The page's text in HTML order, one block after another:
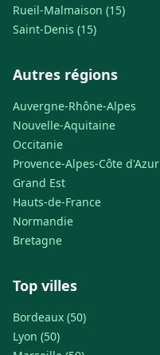
Rueil-Malmaison (15)
Saint-Denis (15)
Autres régions
Auvergne-Rhône-Alpes
Nouvelle-Aquitaine
Occitanie
Provence-Alpes-Côte d'Azur
Grand Est
Hauts-de-France
Normandie
Bretagne
Top villes
Bordeaux (50)
Lyon (50)